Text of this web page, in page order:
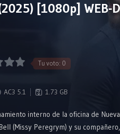
[1080p]
Tu voto: 0
AC3 5.1 1.73 GB
interno de la oficina de
(Missy Peregrym) y su